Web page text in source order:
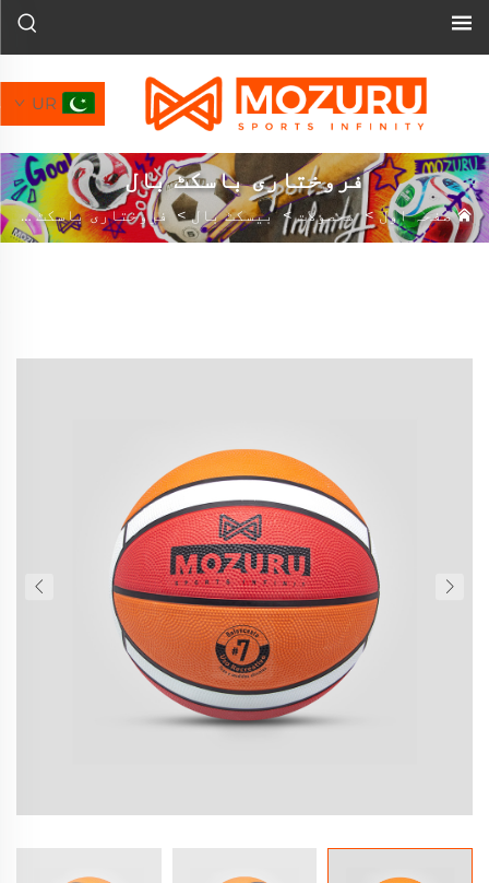
UR
فروختاری باسکٹ بال
صفحہ اول>محصولات>بیسکٹ بال> فروختاری باسکٹ بال